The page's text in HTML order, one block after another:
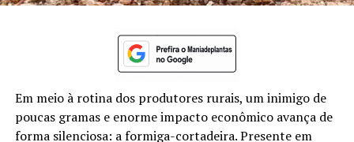
Em meio à rotina dos produtores rurais, um inimigo de
poucas gramas e enorme impacto econômico avança de
forma silenciosa: a formiga-cortadeira. Presente em